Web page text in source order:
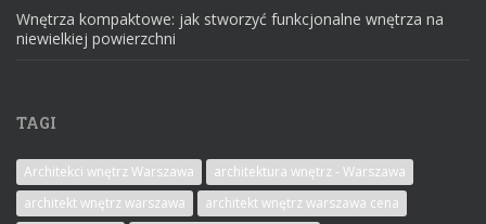
Wnętrza kompaktowe: jak stworzyć funkcjonalne wnętrza na
niewielkiej powierzchni
TAGI
Architekci wnętrz Warszawa
architektura wnętrz - Warszawa
architekt wnętrz warszawa
architekt wnętrz warszawa cena